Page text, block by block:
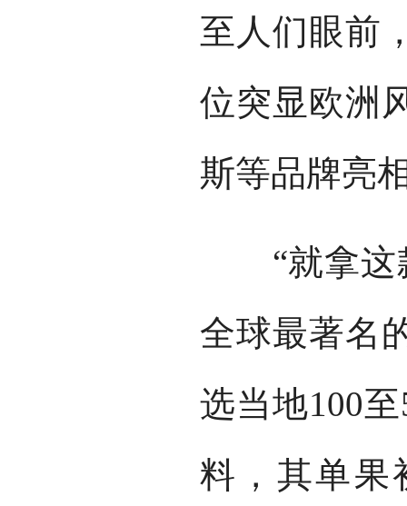
至人们眼前
位突显欧洲
斯等品牌亮
“就拿这款
全球最著名
选当地100
料，其单果